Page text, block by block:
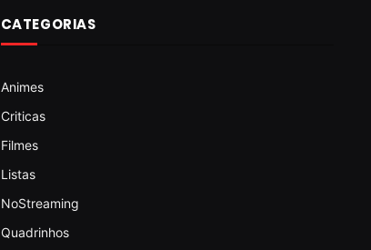
CATEGORIAS
Animes
Criticas
Filmes
Listas
NoStreaming
Quadrinhos